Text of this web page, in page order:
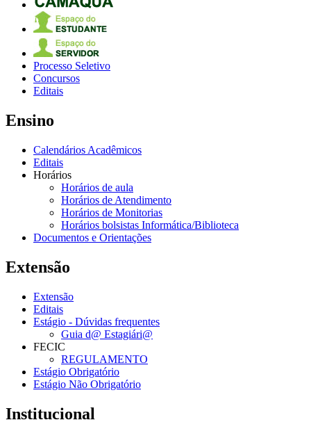
Processo Seletivo
Concursos
Editais
Ensino
Calendários Acadêmicos
Editais
Horários
Horários de aula
Horários de Atendimento
Horários de Monitorias
Horários bolsistas Informática/Biblioteca
Documentos e Orientações
Extensão
Extensão
Editais
Estágio - Dúvidas frequentes
Guia d@ Estagiári@
FECIC
REGULAMENTO
Estágio Obrigatório
Estágio Não Obrigatório
Institucional